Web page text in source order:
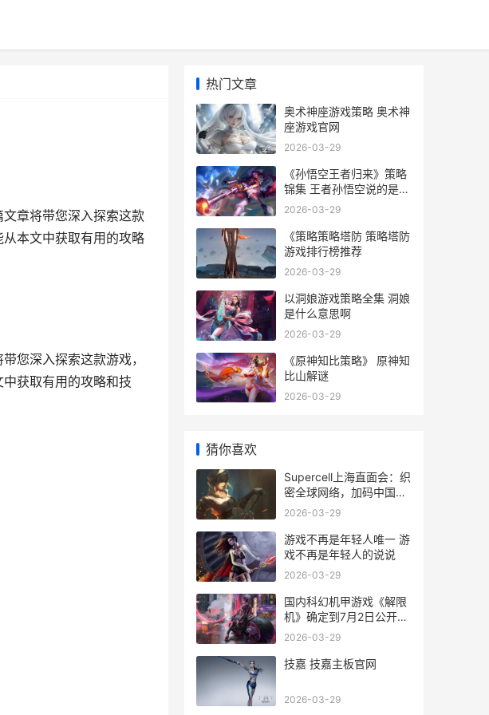
章将带您深入探索这款
本文中获取有用的攻略
您深入探索这款游戏，
获取有用的攻略和技
热门文章
奥术神座游戏策略 奥术神
座游戏官网
2026-03-29
《孙悟空王者归来》策略
锦集 王者孙悟空说的是什
么台词
2026-03-29
《策略策略塔防 策略塔防
游戏排行榜推荐
2026-03-29
以洞娘游戏策略全集 洞娘
是什么意思啊
2026-03-29
《原神知比策略》 原神知
比山解谜
2026-03-29
猜你喜欢
Supercell上海直面会：织
密全球网络，加码中国玩
家唯一尝试 supercell上
2026-03-29
游戏不再是年轻人唯一 游
戏不再是年轻人的说说
2026-03-29
国内科幻机甲游戏《解限
机》确定到7月2日公开测
试，登顶Steam国内游戏
游戏排名
2026-03-29
技嘉 技嘉主板官网
2026-03-29